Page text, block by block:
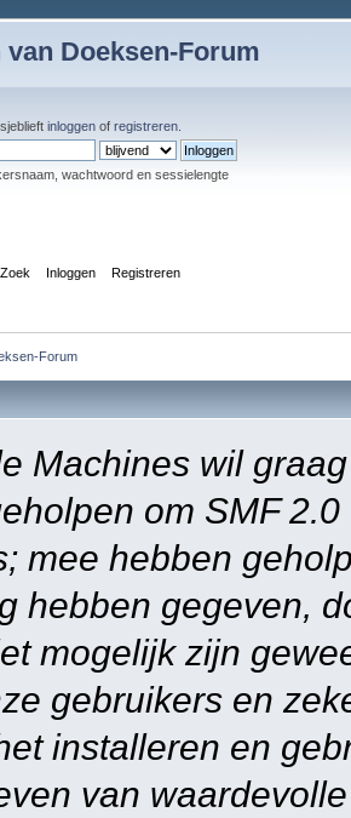
van Doeksen-Forum
inloggen of registreren
wachtwoord en sessielengte
Zoek Inloggen Registreren
Forum
Machines wil
om SMF
mee hebben
hebben gegeven,
mogelijk zijn
gebruikers en
installeren en
van